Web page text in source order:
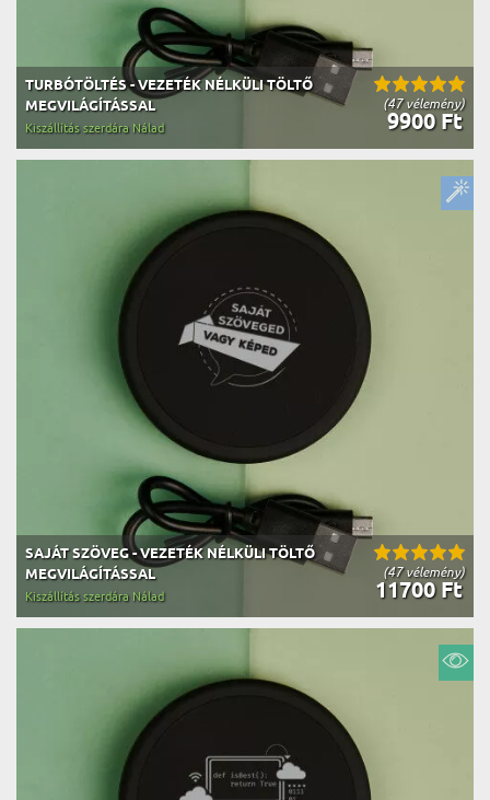
(47 vélemény)
TURBÓTÖLTÉS - VEZETÉK NÉLKÜLI TÖLTŐ
MEGVILÁGÍTÁSSAL
9900 Ft
Kiszállítás szerdára Nálad
(47 vélemény)
SAJÁT SZÖVEG - VEZETÉK NÉLKÜLI TÖLTŐ
MEGVILÁGÍTÁSSAL
11700 Ft
Kiszállítás szerdára Nálad